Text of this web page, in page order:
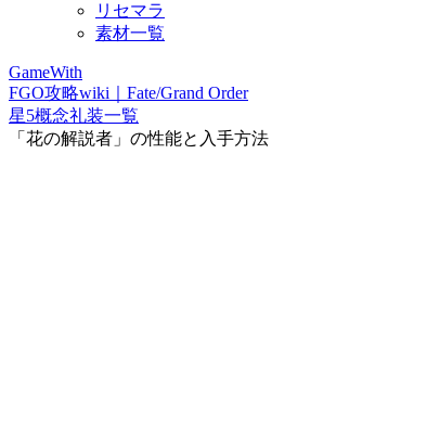
リセマラ
素材一覧
GameWith
FGO攻略wiki｜Fate/Grand Order
星5概念礼装一覧
「花の解説者」の性能と入手方法